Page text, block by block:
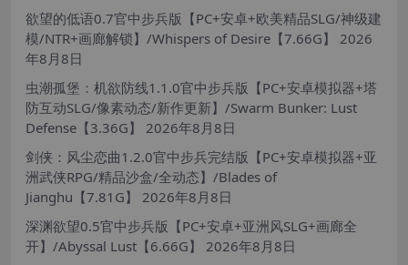
欲望的低语0.7官中步兵版【PC+安卓+欧美精品SLG/神级建
模/NTR+画廊解锁】/Whispers of Desire【7.66G】
2026
年8月8日
虫潮孤堡：机欲防线1.1.0官中步兵版【PC+安卓模拟器+塔
防互动SLG/像素动态/新作更新】/Swarm Bunker: Lust
Defense【3.36G】
2026年8月8日
剑侠：风尘恋曲1.2.0官中步兵完结版【PC+安卓模拟器+亚
洲武侠RPG/精品沙盒/全动态】/Blades of
Jianghu【7.81G】
2026年8月8日
深渊欲望0.5官中步兵版【PC+安卓+亚洲风SLG+画廊全
开】/Abyssal Lust【6.66G】
2026年8月8日